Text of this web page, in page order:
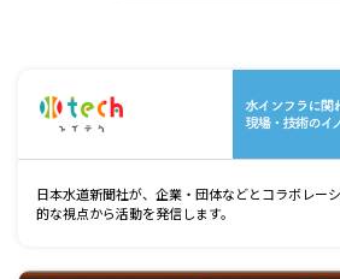
日本水道新聞社が、企業・団体などとコラボレー
的な視点から活動を発信します。